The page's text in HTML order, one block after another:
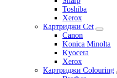
Toshiba
Xerox
Картриджи Cet
Canon
Konica Minolta
Kyocera
Xerox
Картриджи Colouring